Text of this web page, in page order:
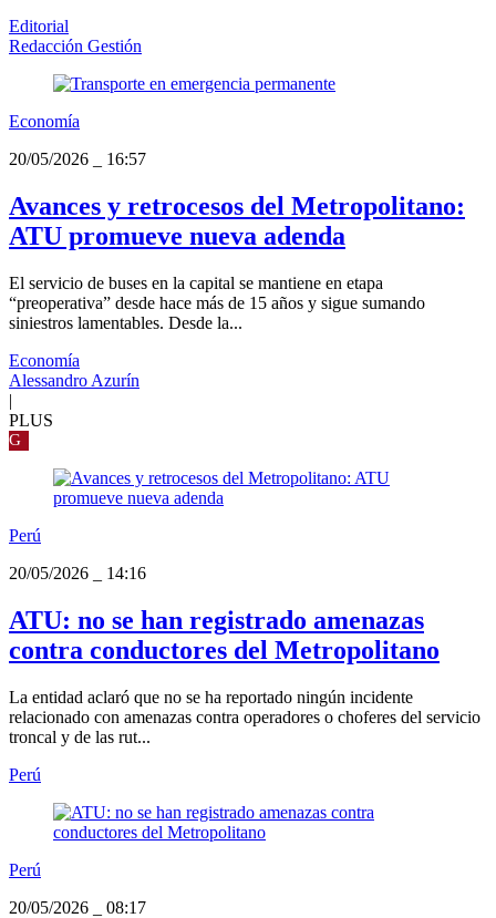
Editorial
Redacción Gestión
Economía
20/05/2026
16:57
Avances y retrocesos del Metropolitano:
ATU promueve nueva adenda
El servicio de buses en la capital se mantiene en etapa
“preoperativa” desde hace más de 15 años y sigue sumando
siniestros lamentables. Desde la...
Economía
Alessandro Azurín
|
PLUS
G
Perú
20/05/2026
14:16
ATU: no se han registrado amenazas
contra conductores del Metropolitano
La entidad aclaró que no se ha reportado ningún incidente
relacionado con amenazas contra operadores o choferes del servicio
troncal y de las rut...
Perú
Perú
20/05/2026
08:17